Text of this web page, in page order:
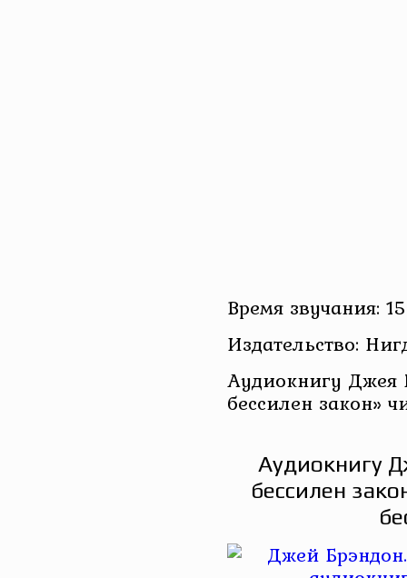
Время звучания:
Издательство:
Аудиокнигу Джея
бессилен закон»
Аудиокнигу
бессилен